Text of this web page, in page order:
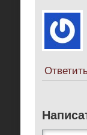
Ответить